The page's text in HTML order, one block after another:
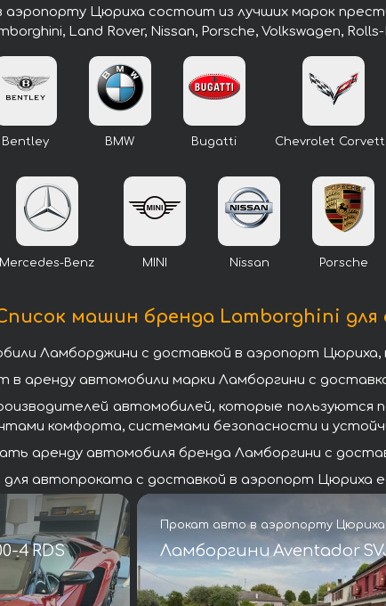
Цюриха состоит из лучших марок
Land Rover, Nissan, Porsche, Volkswagen,
Bentley BMW Bugatti Chevrolet
Mercedes-Benz MINI Nissan Porsche
машин бренда Lamborghini
Ламборджини с доставкой в аэропорт
в аренду автомобили марки Ламборгини с
автомобилей, которые
комфорта, системами безопасности и
аренду автомобиля бренда Ламборгини с
автопроката с доставкой в аэропорт Цюриха
4 RDS
Прокат авто в аэропорту Цюриха
Ламборгини Aventador